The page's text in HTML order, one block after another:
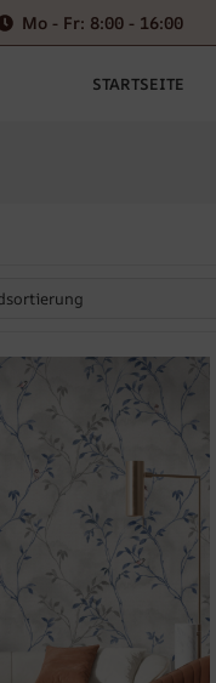
Mo - Fr: 8:00 - 16:00
STARTSEITE